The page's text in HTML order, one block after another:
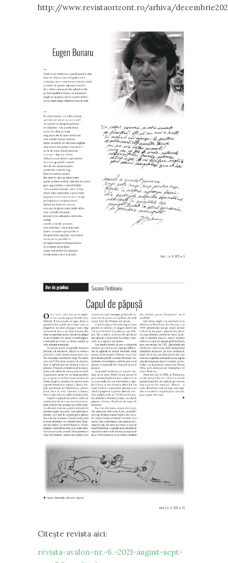
http://www.revistaorizont.ro/arhiva/
Citește revista aici:
revista-avalon-nr.-6.-2021-august-sept-